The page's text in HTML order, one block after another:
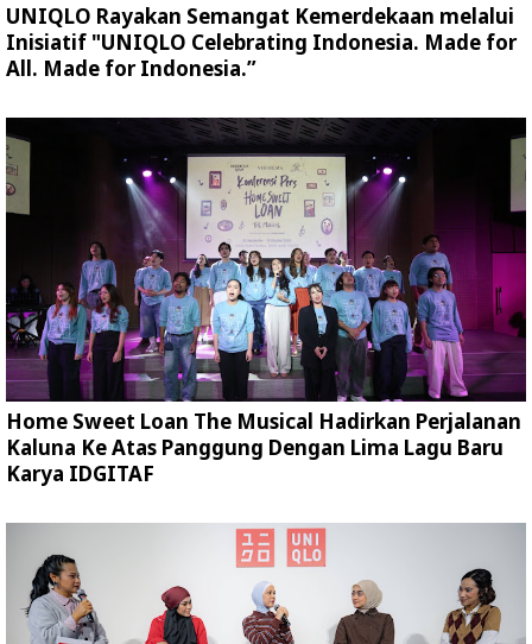
UNIQLO Rayakan Semangat Kemerdekaan melalui
Inisiatif "UNIQLO Celebrating Indonesia. Made for
All. Made for Indonesia.”
Home Sweet Loan The Musical Hadirkan Perjalanan
Kaluna Ke Atas Panggung Dengan Lima Lagu Baru
Karya IDGITAF